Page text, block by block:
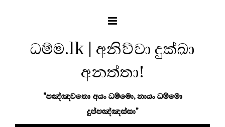
ධම්ම.lk | අනිච්චා දුක්ඛා
අනත්තා!
"පඤ්ඤවතො අයං ධම්මො, නායං ධම්මො
දුප්පඤ්ඤස්සා"